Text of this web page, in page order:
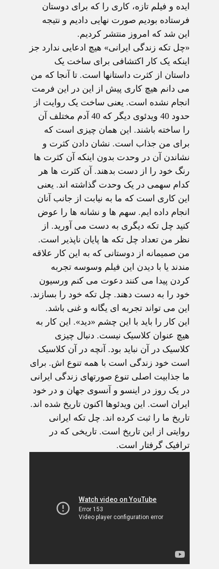
ایده و فیلم تازه، کاری را که برای دوستان
فرستاده بودیم صورت نهایی دادیم و نتیجه
این شد که امروز منتشر کردیم.
«چل تکه زندگی ایرانی» هیچ ادعایی ندارد جز
اینکه یک کار اکتشافی برای ساخت یک
داستان از کثرت داستانها است. تا آنجا که من
می دانم هیچ کاری پیش از این در این فرمت
انجام نشده است. یعنی ساخت یک روایت از
حدود 40 ویدئوی دیگر که 40 آدم مختلف آن
را ساخته باشند. این همان چیزی است که
برای من جذاب است. نشان دادن کثرت و
نشاندن آن در وحدت بدون اینکه آن کثرت ها
رنگ خود را از دست بدهند. آن کثرت ها هر
کدام سهمی در یک وحدت گذاشته اند. یعنی
این کاری است که ما به نیابت از جانب آنان
انجام داده ایم. سهم ها و نشانه ها را عوض
کنید چل تکه دیگری به دست می آورید. از
نظر من تعداد چل تکه ها پایان ناپذیر است.
من صمیمانه از دوستانی که به این کار علاقه
مندند یا با دیدن این فیلم وسوسه تجربه
کردن پیدا می کنند دعوت می کنم ورسیون
خود را به دست دهند. چل تکه خود را بسازند.
این می تواند تجربه ای یگانه و غنی باشد.
این کار را باید با این چشم «دید». این کار به
هیچ عنوان کلاسیک نیست. دنبال چیزی
کلاسیک در آن نباید بود. آنچه در آن کلاسیک
است خود زندگی است با همه تنوع اش. برای
ما جذابیت اصلی تنوع صورتهای زندگی ایرانی
در یک روز در اینسو و آنسوی جهان و در خود
ایران است. این ویدئوها اکنون تاریخ شده اند.
تاریخ ما را ثبت کرده اند. چل تکه ایرانی
روایتی از این تاریخ است. تاریخی که در
ترافیک گرفتار است.